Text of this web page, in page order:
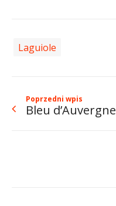
Laguiole
Poprzedni wpis
Bleu d’Auvergne